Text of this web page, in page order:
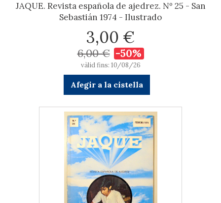
JAQUE. Revista española de ajedrez. Nº 25 - San
Sebastián 1974 - Ilustrado
3,00 €
6,00 € -50%
vàlid fins: 10/08/26
Afegir a la cistella